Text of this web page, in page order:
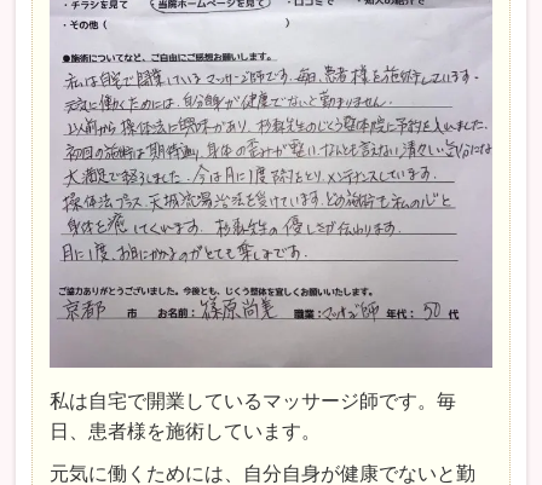
私は自宅で開業しているマッサージ師です。毎
日、患者様を施術しています。
元気に働くためには、自分自身が健康でないと勤